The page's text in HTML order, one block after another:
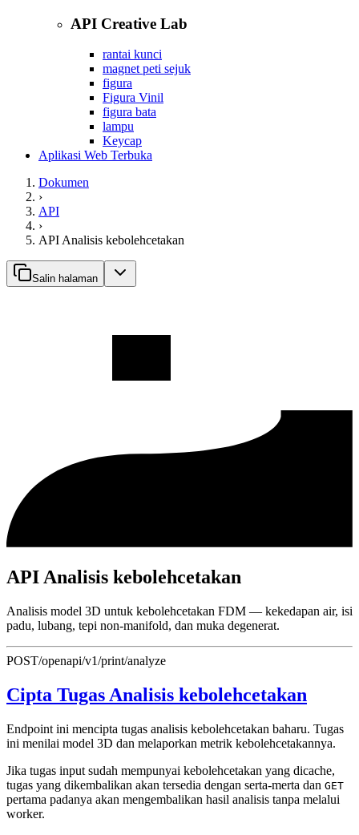
API Creative Lab
rantai kunci
magnet peti sejuk
figura
Figura Vinil
figura bata
lampu
Keycap
Aplikasi Web Terbuka
Dokumen
›
API
›
API Analisis kebolehcetakan
Salin halaman
API Analisis kebolehcetakan
Analisis model 3D untuk kebolehcetakan FDM — kekedapan air, isi
padu, lubang, tepi non-manifold, dan muka degenerat.
POST/openapi/v1/print/analyze
Cipta Tugas Analisis kebolehcetakan
Endpoint ini mencipta tugas analisis kebolehcetakan baharu. Tugas
ini menilai model 3D dan melaporkan metrik kebolehcetakannya.
Jika tugas input sudah mempunyai kebolehcetakan yang dicache,
tugas yang dikembalikan akan tersedia dengan serta-merta dan GET
pertama padanya akan mengembalikan hasil analisis tanpa melalui
worker.